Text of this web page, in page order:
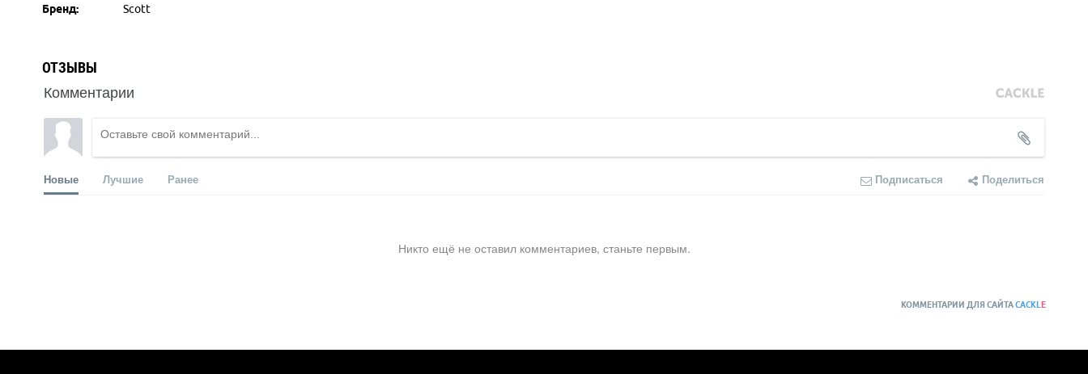
Бренд:
Scott
ОТЗЫВЫ
Комментарии
Новые Лучшие Ранее Подписаться Поделиться
Никто ещё не оставил комментариев, станьте первым.
КОММЕНТАРИИ ДЛЯ САЙТАCACKL E